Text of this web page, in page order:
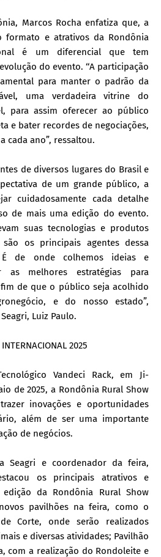
Marcos Rocha enfatiza que, a
formato e atrativos da Rondônia
é um diferencial que tem
do evento. ‘‘A participação
para manter o padrão da
uma verdadeira vitrine do
para assim oferecer ao público
e bater recordes de negociações,
cada ano”, ressaltou.
de diversos lugares do Brasil e
de um grande público, a
cuidadosamente cada detalhe
de mais uma edição do evento.
suas tecnologias e produtos
os principais agentes dessa
É de onde colhemos ideias e
as melhores estratégias para
de que o público seja acolhido
e do nosso estado”,
Luiz Paulo.
2025
Vandeci Rack, em Ji-
de 2025, a Rondônia Rural Show
inovações e oportunidades
além de ser uma importante
de negócios.
Seagri e coordenador da feira,
os principais atrativos e
da Rondônia Rural Show
novos pavilhões na feira, como o
Corte, onde serão realizados
e diversas atividades; Pavilhão
com a realização do Rondoleite e